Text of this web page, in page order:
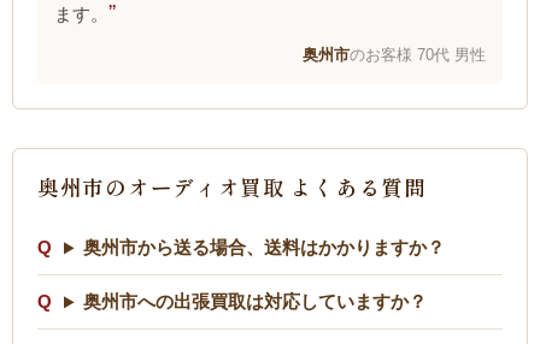
ます。
奥州市のお客様 70代 男性
奥州市のオーディオ買取 よくある質問
奥州市から送る場合、送料はかかりますか？
奥州市への出張買取は対応していますか？